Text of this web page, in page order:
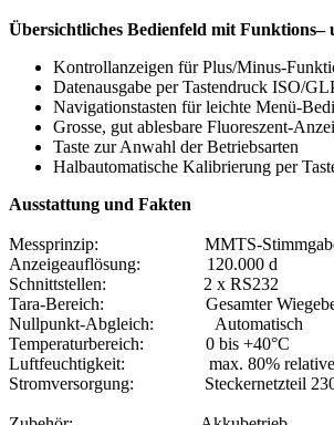
Übersichtliches Bedienfeld mit Funktions–
Kontrollanzeigen für Plus/Minus-
Datenausgabe per Tastendruck ISO/
Navigationstasten für leichte Menü-
Grosse, gut ablesbare Fluoreszent-
Taste zur Anwahl der Betriebsarten
Halbautomatische Kalibrierung per
Ausstattung und Fakten
Messprinzip: MMTS-
Anzeigeauflösung: 120.000 d
Schnittstellen: 2 x RS232
Tara-Bereich: Gesamter
Nullpunkt-Abgleich: Automatisch
Temperaturbereich: 0 bis +40°C
Luftfeuchtigkeit: max. 80% relative
Stromversorgung: Steckernetzteil